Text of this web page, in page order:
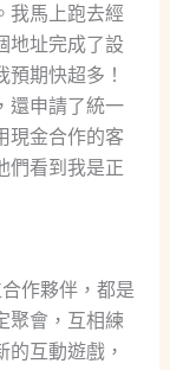
我馬上跑去經
地址完成了設
期快超多！
還申請了統一
現金合作的客
們看到我是正
作夥伴，都是
聚會，互相練
互動遊戲，